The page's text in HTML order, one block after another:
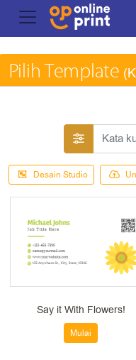
Pilih Template
Desain Studio
Say it With Flowers!
Mulai